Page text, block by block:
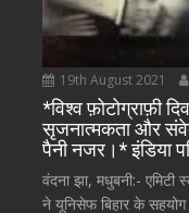
19th August 2021
*विश्व फ़ोटोग्राफ़ी
सृजनात्मकता और
पैनी नजर।* इंडिया
वंदना झा, मधुबनी:- एमिटी
ने यूनिसेफ बिहार के